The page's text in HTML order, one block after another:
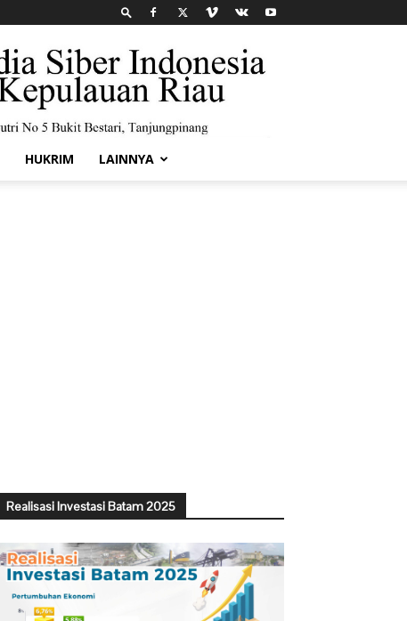
HUKRIM LAINNYA
Realisasi Investasi Batam 2025